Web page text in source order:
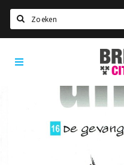
Home
Party pics